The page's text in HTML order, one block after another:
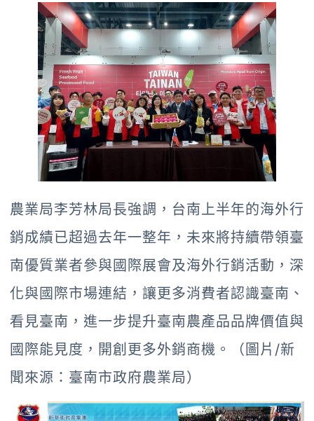
農業局李芳林局長強調，台南上半年的海外行
銷成績已超過去年一整年，未來將持續帶領臺
南優質業者參與國際展會及海外行銷活動，深
化與國際市場連結，讓更多消費者認識臺南、
看見臺南，進一步提升臺南農產品品牌價值與
國際能見度，開創更多外銷商機。（圖片/新
聞來源：臺南市政府農業局）